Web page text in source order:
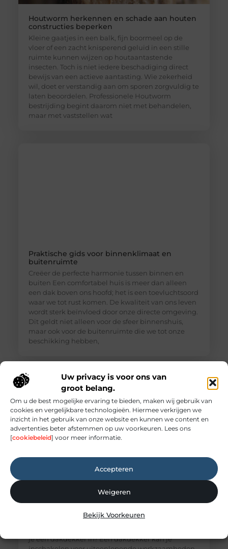
Uw privacy is voor ons van
groot belang.
Om u de best mogelijke ervaring te bieden, maken wij gebruik van
cookies en vergelijkbare technologieën. Hiermee verkrijgen we
inzicht in het gebruik van onze website en kunnen we content en
advertenties beter afstemmen op uw voorkeuren. Lees ons
[cookiebeleid] voor meer informatie.
Accepteren
Weigeren
Bekijk Voorkeuren
Houtworm herkennen en schade aan houten
constructies beperken
Kleine gaatjes in een balk, fijn boormeel op de
vloer of een zacht knisperend geluid in een stille
ruimte kunnen wijzen op houtaantastende
insecten. Toch is niet iedere beschadiging direct
bewijs van een actieve aantasting. Wie zekerheid
wil, doet er verstandig aan om sporen zorgvuldig te
laten beoordelen. Professionele Houtworm
bestrijding begint daarom niet met behandelen,
maar met vaststellen wat
Praktische gids voor binnenklimaat en
buitenruimte
Creëer de perfecte harmonie tussen binnen en
buiten Een comfortabel huis is meer dan alleen
een dak boven ons hoofd; het is een toevluchtsoord
waar we tot rust komen. De kwaliteit van ons leven
wordt sterk beïnvloed door onze directe omgeving.
Dit geldt niet alleen voor de sfeer binnenshuis,
maar ook voor de buitenruimte die we tot onze
beschikking hebben,
Wat doet een dakdekker?
Veel mensen denken pas aan een dakdekker
een beschadigd dak. In dit blog gaan we daar
je een dakdekker in? Een dakdekker kan je